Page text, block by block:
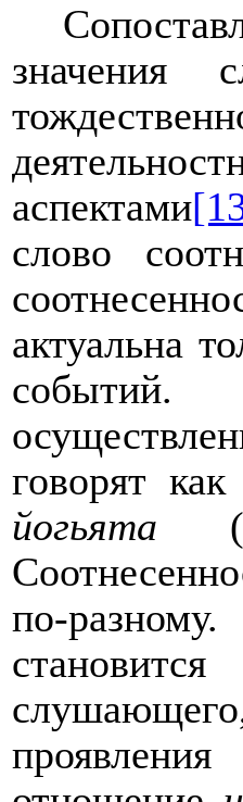
значения
аспектами
слово
актуальна
событий.
говорят
йогьята
по-